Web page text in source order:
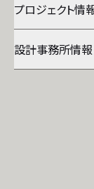
プロジェクト情
プロダクト
設計事務所情報